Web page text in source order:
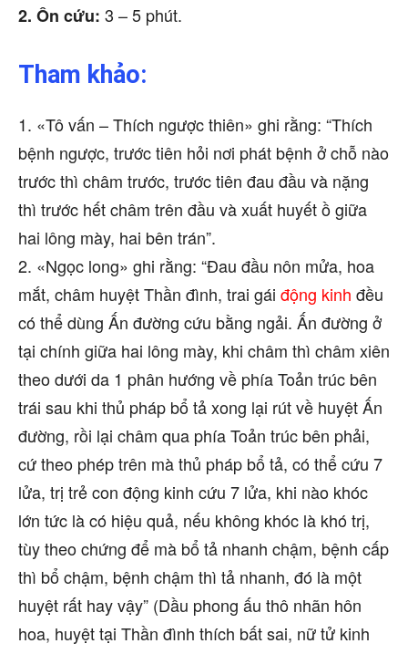
2. Ôn cứu: 3 – 5 phút.
Tham khảo:
1. «Tô vấn – Thích ngược thiên» ghi rằng: “Thích
bệnh ngược, trước tiên hỏi nơi phát bệnh ở chỗ nào
trước thì châm trước, trước tiên đau đầu và nặng
thì trước hết châm trên đầu và xuất huyết ồ giữa
hai lông mày, hai bên trán”.
2. «Ngọc long» ghi rằng: “Đau đầu nôn mửa, hoa
mắt, châm huyệt Thần đình, trai gái động kinh đều
có thể dùng Ấn đường cứu bằng ngải. Ấn đường ở
tại chính giữa hai lông mày, khi châm thì châm xiên
theo dưới da 1 phân hướng về phía Toản trúc bên
trái sau khi thủ pháp bổ tả xong lại rút về huyệt Ấn
đường, rồi lại châm qua phía Toản trúc bên phải,
cứ theo phép trên mà thủ pháp bổ tả, có thể cứu 7
lửa, trị trẻ con động kinh cứu 7 lửa, khi nào khóc
lớn tức là có hiệu quả, nếu không khóc là khó trị,
tùy theo chứng để mà bổ tả nhanh chậm, bệnh cấp
thì bổ chậm, bệnh chậm thì tả nhanh, đó là một
huyệt rất hay vậy” (Dầu phong ấu thô nhãn hôn
hoa, huyệt tại Thần đình thích bất sai, nữ tử kinh